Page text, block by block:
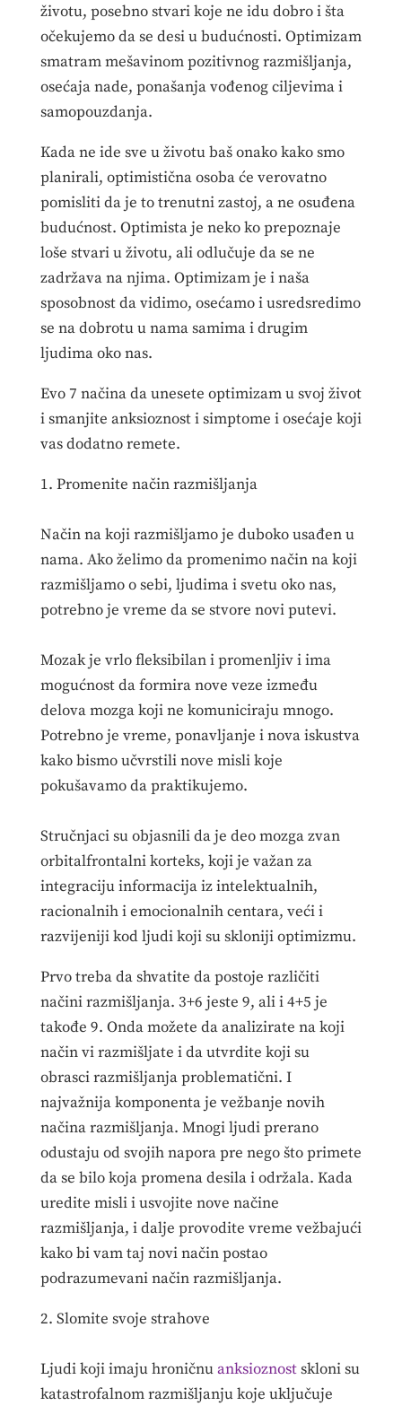
životu, posebno stvari koje ne idu dobro i šta
očekujemo da se desi u budućnosti. Optimizam
smatram mešavinom pozitivnog razmišljanja,
osećaja nade, ponašanja vođenog ciljevima i
samopouzdanja.
Kada ne ide sve u životu baš onako kako smo
planirali, optimistična osoba će verovatno
pomisliti da je to trenutni zastoj, a ne osuđena
budućnost. Optimista je neko ko prepoznaje
loše stvari u životu, ali odlučuje da se ne
zadržava na njima. Optimizam je i naša
sposobnost da vidimo, osećamo i usredsredimo
se na dobrotu u nama samima i drugim
ljudima oko nas.
Evo 7 načina da unesete optimizam u svoj život
i smanjite anksioznost i simptome i osećaje koji
vas dodatno remete.
1. Promenite način razmišljanja
Način na koji razmišljamo je duboko usađen u
nama. Ako želimo da promenimo način na koji
razmišljamo o sebi, ljudima i svetu oko nas,
potrebno je vreme da se stvore novi putevi.
Mozak je vrlo fleksibilan i promenljiv i ima
mogućnost da formira nove veze između
delova mozga koji ne komuniciraju mnogo.
Potrebno je vreme, ponavljanje i nova iskustva
kako bismo učvrstili nove misli koje
pokušavamo da praktikujemo.
Stručnjaci su objasnili da je deo mozga zvan
orbitalfrontalni korteks, koji je važan za
integraciju informacija iz intelektualnih,
racionalnih i emocionalnih centara, veći i
razvijeniji kod ljudi koji su skloniji optimizmu.
Prvo treba da shvatite da postoje različiti
načini razmišljanja. 3+6 jeste 9, ali i 4+5 je
takođe 9. Onda možete da analizirate na koji
način vi razmišljate i da utvrdite koji su
obrasci razmišljanja problematični. I
najvažnija komponenta je vežbanje novih
načina razmišljanja. Mnogi ljudi prerano
odustaju od svojih napora pre nego što primete
da se bilo koja promena desila i održala. Kada
uredite misli i usvojite nove načine
razmišljanja, i dalje provodite vreme vežbajući
kako bi vam taj novi način postao
podrazumevani način razmišljanja.
2. Slomite svoje strahove
Ljudi koji imaju hroničnuanksioznostskloni su
katastrofalnom razmišljanju koje uključuje